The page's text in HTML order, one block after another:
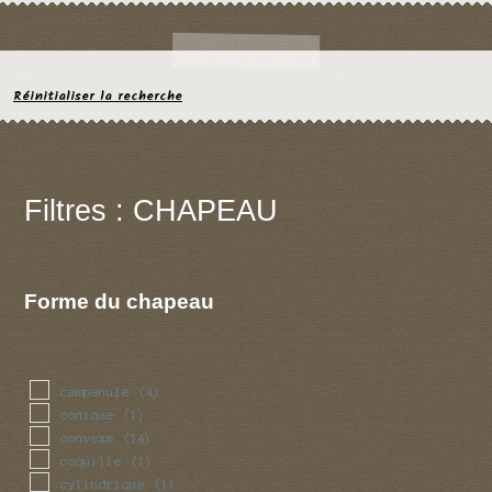
Réinitialiser la recherche
Filtres : CHAPEAU
Forme du chapeau
campanule (4)
conique (1)
convexe (14)
coquille (1)
cylindrique (1)